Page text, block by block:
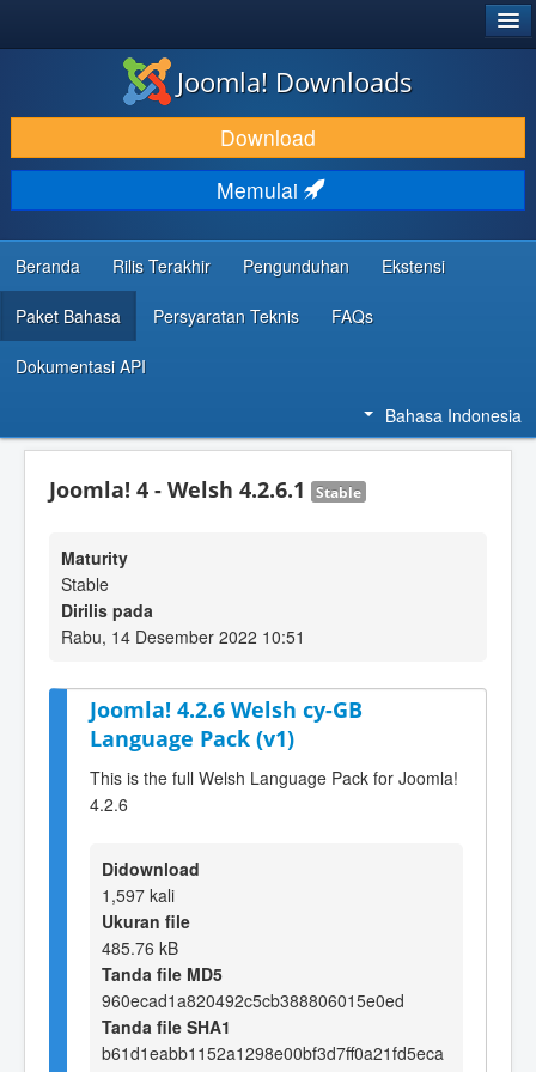
DOWNLOAD & KEMBANGKAN
TEMUKAN & PELAJARI
DUKUNGAN & KOMUNITAS
REFERENSI DEVELOPER
Joomla! Downloads
Download
Memulai
Beranda Rilis Terakhir Pengunduhan Ekstensi
Paket Bahasa Persyaratan Teknis FAQs
Dokumentasi API
Bahasa Indonesia
Joomla! 4 - Welsh 4.2.6.1 Stable
Maturity
Stable
Dirilis pada
Rabu, 14 Desember 2022 10:51
Joomla! 4.2.6 Welsh cy-GB
Language Pack (v1)
This is the full Welsh Language Pack for Joomla!
4.2.6
Didownload
1,597 kali
Ukuran file
485.76 kB
Tanda file MD5
960ecad1a820492c5cb388806015e0ed
Tanda file SHA1
b61d1eabb1152a1298e00bf3d7ff0a21fd5eca